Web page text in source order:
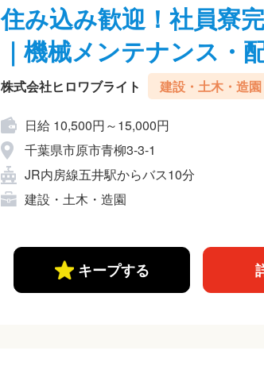
住み込み歓迎！社員寮
｜機械メンテナンス・
株式会社ヒロワブライト 建設・土木・造園
日給 10,500円～15,000円
千葉県市原市青柳3-3-1
JR内房線五井駅からバス10分
建設・土木・造園
キープする